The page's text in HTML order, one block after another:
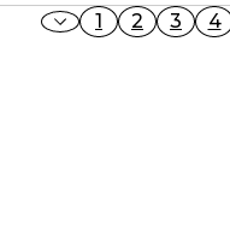
1 2 3 4